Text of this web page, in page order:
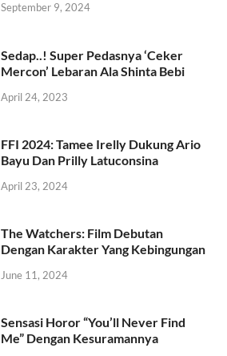
September 9, 2024
Sedap..! Super Pedasnya ‘Ceker
Mercon’ Lebaran Ala Shinta Bebi
April 24, 2023
FFI 2024: Tamee Irelly Dukung Ario
Bayu Dan Prilly Latuconsina
April 23, 2024
The Watchers: Film Debutan
Dengan Karakter Yang Kebingungan
June 11, 2024
Sensasi Horor “You’ll Never Find
Me” Dengan Kesuramannya